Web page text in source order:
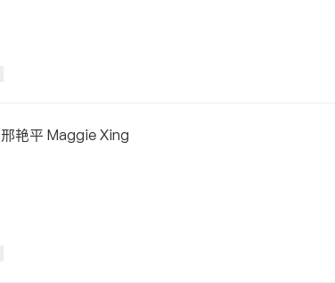
邢艳平 Maggie Xing